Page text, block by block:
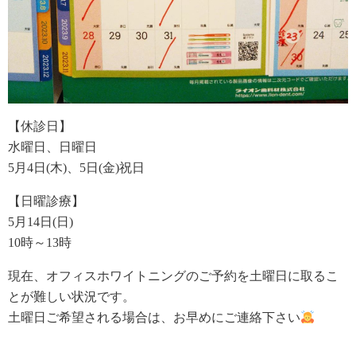
【休診日】
水曜日、日曜日
5月4日(木)、5日(金)祝日
【日曜診療】
5月14日(日)
10時～13時
現在、オフィスホワイトニングのご予約を土曜日に取るこ
とが難しい状況です。
土曜日ご希望される場合は、お早めにご連絡下さい